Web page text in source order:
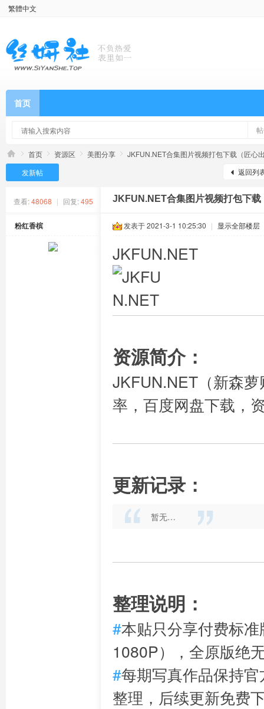
繁體中文
首页
首页 资源区 美图分享
JKFUN.NET合集图片视频打包下载（匠心
返回列
发新帖
查看: 48068 | 回复: 495 JKFUN.NET合集图片视频打包下
粉红香槟 发表于 2021-3-1 10:25:30 | 显示全部楼层
JKFUN.NET
资源简介：
JKFUN.NET（新森
率，百度网盘下载，
更新记录：
暂无…
整理说明：
#本贴只分享付费标
1080P），全原版绝
#每期写真作品保持
整理，后续更新免费